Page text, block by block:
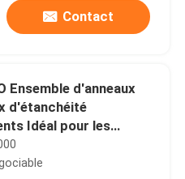
Contact
Ensemble d'anneaux
d'étanchéité
Idéal pour les
hydrauliques Les
pneumatiques et la